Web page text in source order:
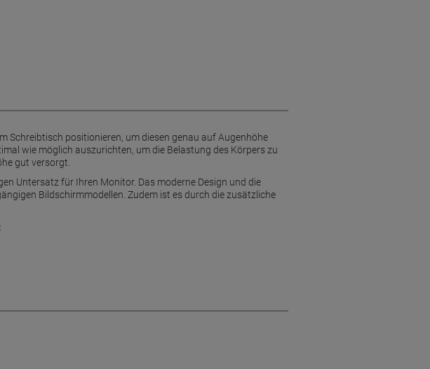
Schreibtisch positionieren, um diesen genau auf Augenhöhe
wie möglich auszurichten, um die Belastung des Körpers zu
gut versorgt.
Untersatz für Ihren Monitor. Das moderne Design und die
Bildschirmmodellen. Zudem ist es durch die zusätzliche